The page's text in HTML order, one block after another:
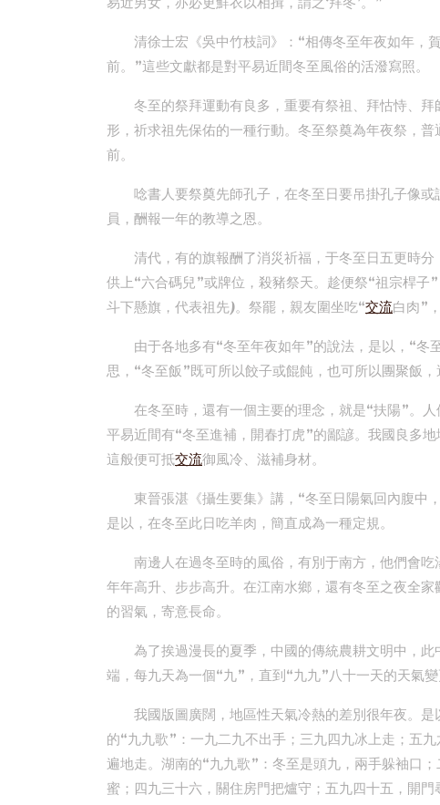
清徐士宏《吳中竹枝詞》：“相傳冬至年夜如年，
前。”這些文獻都是對平易近間冬至風俗的活潑寫照。
冬至的祭拜運動有良多，重要有祭祖、拜怙恃、
形，祈求祖先保佑的一種行動。冬至祭奠為年夜祭，
前。
唸書人要祭奠先師孔子，在冬至日要吊掛孔子像或
員，酬報一年的教導之恩。
清代，有的旗報酬了消災祈福，于冬至日五更時
供上“六合碼兒”或牌位，殺豬祭天。趁便祭“祖宗桿子
斗下懸旗，代表祖先)。祭罷，親友圍坐吃“交流白肉”
由于各地多有“冬至年夜如年”的說法，是以，“
思，“冬至飯”既可所以餃子或餛飩，也可所以團聚飯，
在冬至時，還有一個主要的理念，就是“扶陽”。
平易近間有“冬至進補，開春打虎”的鄙諺。我國良多
這般便可抵交流御風冷、滋補身材。
東晉張湛《攝生要集》講，“冬至日陽氣回內腹中
是以，在冬至此日吃羊肉，簡直成為一種定規。
南邊人在過冬至時的風俗，有別于南方，他們會
年年高升、步步高升。在江南水鄉，還有冬至之夜全
的習氣，寄意長命。
為了挨過漫長的夏季，中國的傳統農耕文明中，
端，每九天為一個“九”，直到“九九”八十一天的天氣變
我國版圖廣闊，地區性天氣冷熱的差別很年夜。
的“九九歌”：一九二九不出手；三九四九冰上走；五
遍地走。湖南的“九九歌”：冬至是頭九，兩手躲袖口
蜜；四九三十六，關住房門把爐守；五九四十五，開